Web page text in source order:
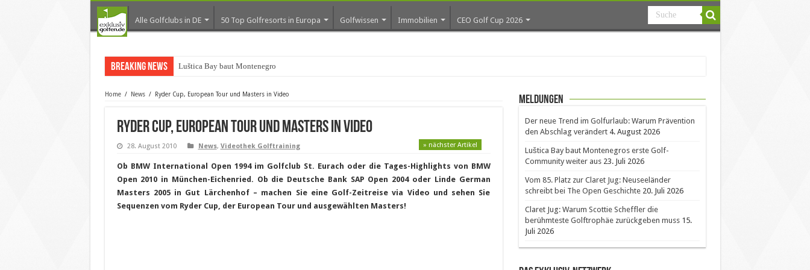
Alle Golfclubs in DE 50 Top Golfresorts in Europa Golfwissen Immobilien CEO Golf Cup 2026
Breaking News Luštica Bay baut Montenegros erste Go
Home / News / Ryder Cup, European Tour und Masters in Video
Ryder Cup, European Tour und Masters in Video
28. August 2010 News, Videothek Golftraining » nächster Artikel
Ob BMW International Open 1994 im Golfclub St. Eurach oder die Tages-Highlights von BMW
Open 2010 in München-Eichenried. Ob die Deutsche Bank SAP Open 2004 oder Linde German
Masters 2005 in Gut Lärchenhof – machen Sie eine Golf-Zeitreise via Video und sehen Sie
Sequenzen vom Ryder Cup, der European Tour und ausgewählten Masters!
Meldungen
Der neue Trend im Golfurlaub: Warum Prävention
den Abschlag verändert 4. August 2026
Luštica Bay baut Montenegros erste Golf-
Community weiter aus 23. Juli 2026
Vom 85. Platz zur Claret Jug: Neuseeländer
schreibt bei The Open Geschichte 20. Juli 2026
Claret Jug: Warum Scottie Scheffler die
berühmteste Golftrophäe zurückgeben muss 15.
Juli 2026